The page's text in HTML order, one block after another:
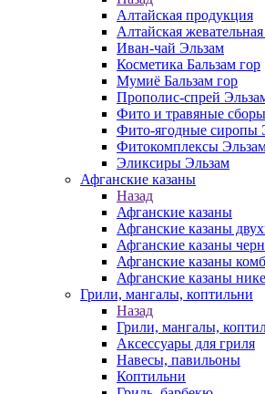
Алтайская продукция
Алтайская
Иван-чай Эльзам
Косметика Бальзам гор
Мумиё Бальзам гор
Прополис-спрей
Фито и травяные
Фито-ягодные сиропы
Фитокомплексы
Эликсиры Эльзам
Афганские казаны
Назад
Афганские казаны
Афганские казаны
Афганские казаны
Афганские казаны
Афганские казаны
Грили, мангалы, коптильни
Назад
Грили, мангалы,
Аксессуары для гриля
Навесы, павильоны
Коптильни